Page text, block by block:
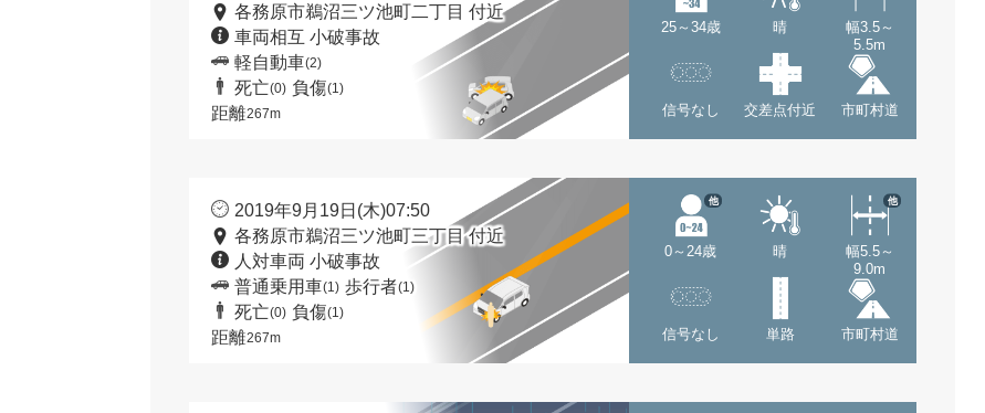
各務原市鵜沼三ツ池町二丁目 付近
車両相互 小破事故
軽自動車(2)
死亡(0) 負傷(1)
距離267m
25～34歳 晴
幅3.5～
5.5m
信号なし 交差点付近 市町村道
2019年9月19日(木)07:50
各務原市鵜沼三ツ池町三丁目 付近
人対車両 小破事故
普通乗用車(1) 歩行者(1)
死亡(0) 負傷(1)
距離267m
0～24歳
他
晴
幅5.5～
9.0m
他
信号なし 単路 市町村道